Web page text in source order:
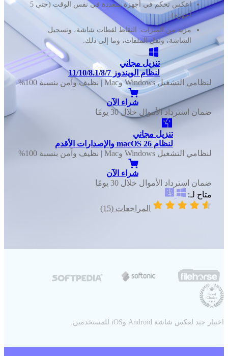
اعكس تحكم في أجهزة متعددة في نفس الوقت (حتى 5
أجهزة).
مزيد من الميزات: التقاط لقطات شاشة، وتسجيل
الشاشة، ونقل الملفات، وما إلى ذلك.
تنزيل مجاني
لنظام الويندوز 11/10/8.1/8/7
لنظامي التشغيل Windows وMac | نظيف وآمن بنسبة 100%
شراء الآن
ضمان استرداد الأموال خلال 30 يومًا
تنزيل مجاني
لنظام macOS 26 والإصدارات الأقدم
لنظامي التشغيل Windows وMac | نظيف وآمن بنسبة 100%
شراء الآن
ضمان استرداد الأموال خلال 30 يومًا
متاح لـ:
المراجعات (15)
اختيار جيد لعكس شاشة Android وiOS للمستخدمين.